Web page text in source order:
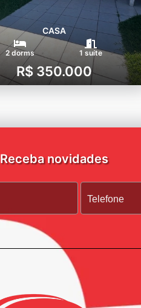
CASA
2 dorms 1 suíte
R$ 350.000
Receba novidades